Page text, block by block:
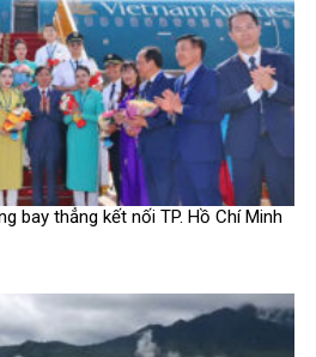
bay thẳng kết nối TP. Hồ Chí Minh